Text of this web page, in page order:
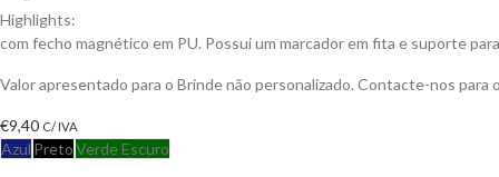
Highlights:
com fecho magnético em PU. Possui um marcador em fita e suporte
Valor apresentado para o Brinde não personalizado. Contacte-nos
€9,40 C/ IVA
Azul PretoVerde Escuro